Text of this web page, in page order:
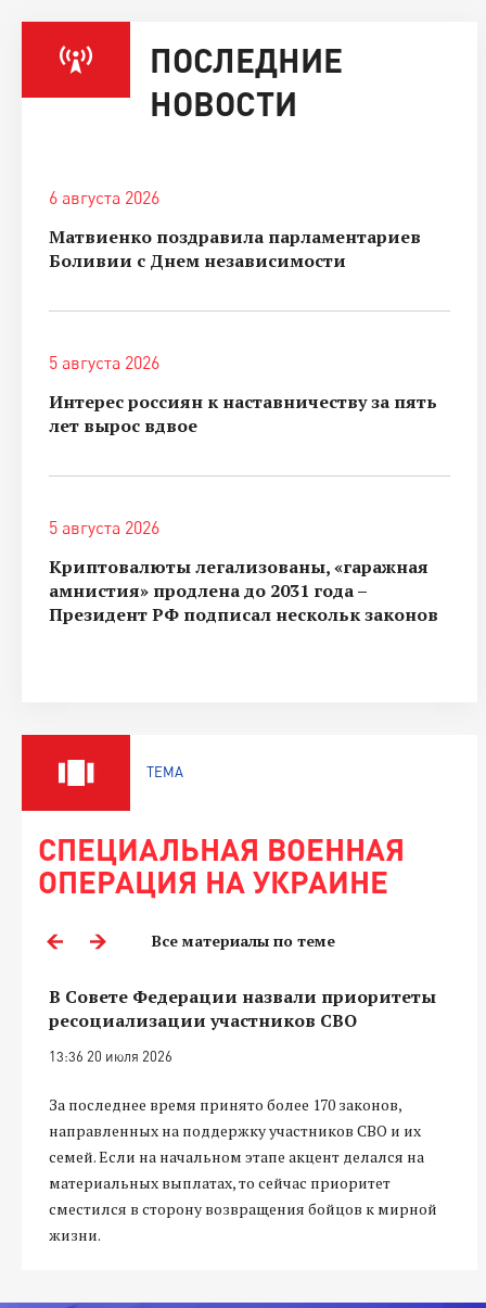
ПОСЛЕДНИЕ
НОВОСТИ
6 августа 2026
Матвиенко поздравила парламентариев
Боливии с Днем независимости
5 августа 2026
Интерес россиян к наставничеству за пять
лет вырос вдвое
5 августа 2026
Криптовалюты легализованы, «гаражная
амнистия» продлена до 2031 года –
Президент РФ подписал нескольк законов
ТЕМА
СПЕЦИАЛЬНАЯ ВОЕННАЯ
ОПЕРАЦИЯ НА УКРАИНЕ
Все материалы по теме
В Совете Федерации назвали приоритеты
ресоциализации участников СВО
13:36 20 июля 2026
За последнее время принято более 170 законов,
направленных на поддержку участников СВО и их
семей. Если на начальном этапе акцент делался на
материальных выплатах, то сейчас приоритет
сместился в сторону возвращения бойцов к мирной
жизни.